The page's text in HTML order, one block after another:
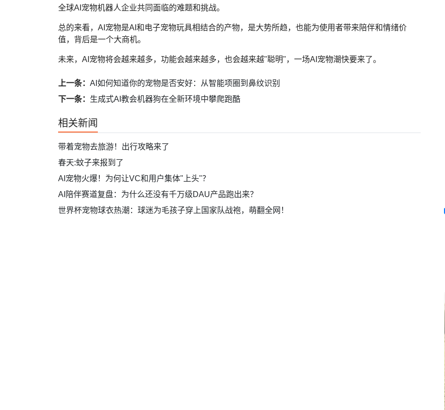
全球AI宠物机器人企业共同面临的难题和挑战。
总的来看，AI宠物是AI和电子宠物玩具相结合的产物，是大势所趋，也能为使用者带来陪伴和情绪价
值，背后是一个大商机。
未来，AI宠物将会越来越多，功能会越来越多，也会越来越"聪明"，一场AI宠物潮快要来了。
上一条： AI如何知道你的宠物是否安好：从智能项圈到鼻纹识别
下一条： 生成式AI教会机器狗在全新环境中攀爬跑酷
相关新闻
带着宠物去旅游！出行攻略来了
春天:蚊子来报到了
AI宠物火爆！为何让VC和用户集体"上头"？
AI陪伴赛道复盘：为什么还没有千万级DAU产品跑出来？
世界杯宠物球衣热潮：球迷为毛孩子穿上国家队战袍，萌翻全网！